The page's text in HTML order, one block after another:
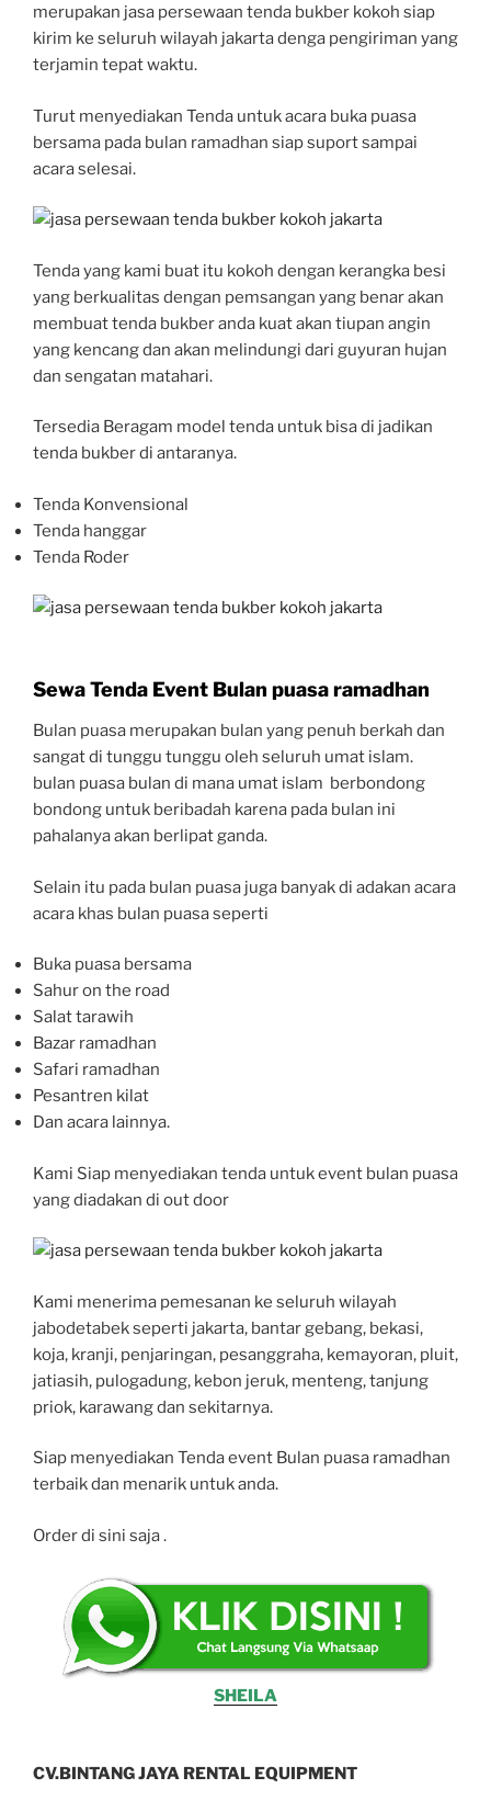
merupakan jasa persewaan tenda bukber kokoh siap
kirim ke seluruh wilayah jakarta denga pengiriman yang
terjamin tepat waktu.
Turut menyediakan Tenda untuk acara buka puasa
bersama pada bulan ramadhan siap suport sampai
acara selesai.
Tenda yang kami buat itu kokoh dengan kerangka besi
yang berkualitas dengan pemsangan yang benar akan
membuat tenda bukber anda kuat akan tiupan angin
yang kencang dan akan melindungi dari guyuran hujan
dan sengatan matahari.
Tersedia Beragam model tenda untuk bisa di jadikan
tenda bukber di antaranya.
Tenda Konvensional
Tenda hanggar
Tenda Roder
Sewa Tenda Event Bulan puasa ramadhan
Bulan puasa merupakan bulan yang penuh berkah dan
sangat di tunggu tunggu oleh seluruh umat islam.
bulan puasa bulan di mana umat islam berbondong
bondong untuk beribadah karena pada bulan ini
pahalanya akan berlipat ganda.
Selain itu pada bulan puasa juga banyak di adakan acara
acara khas bulan puasa seperti
Buka puasa bersama
Sahur on the road
Salat tarawih
Bazar ramadhan
Safari ramadhan
Pesantren kilat
Dan acara lainnya.
Kami Siap menyediakan tenda untuk event bulan puasa
yang diadakan di out door
Kami menerima pemesanan ke seluruh wilayah
jabodetabek seperti jakarta, bantar gebang, bekasi,
koja, kranji, penjaringan, pesanggraha, kemayoran, pluit,
jatiasih, pulogadung, kebon jeruk, menteng, tanjung
priok, karawang dan sekitarnya.
Siap menyediakan Tenda event Bulan puasa ramadhan
terbaik dan menarik untuk anda.
Order di sini saja .
SHEILA
CV.BINTANG JAYA RENTAL EQUIPMENT